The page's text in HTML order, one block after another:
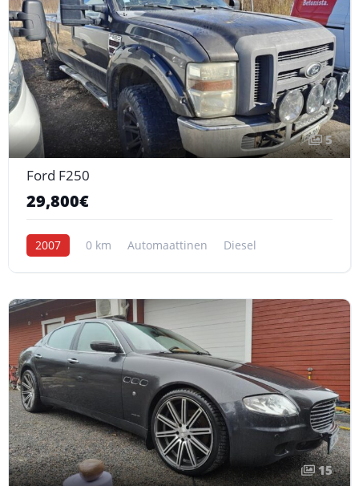
5
Ford F250
29,800€
2007 0 km Automaattinen Diesel
15